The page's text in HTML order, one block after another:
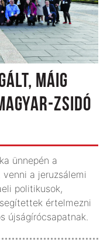
MÁIG
ZSIDÓ
ünnepén a
a jeruzsálemi
politikusok,
értelmezni
újságíró­csapatnak.